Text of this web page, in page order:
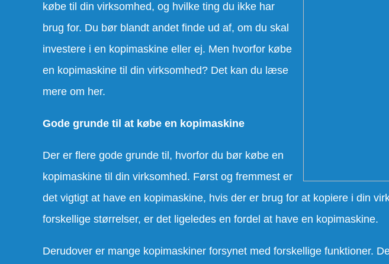
købe til din virksomhed, og hvilke ting du ikke har
brug for. Du bør blandt andet finde ud af, om du skal
investere i en kopimaskine eller ej. Men hvorfor købe
en kopimaskine til din virksomhed? Det kan du læse
mere om her.
Gode grunde til at købe en kopimaskine
Der er flere gode grunde til, hvorfor du bør købe en
kopimaskine til din virksomhed. Først og fremmest er
det vigtigt at have en kopimaskine, hvis der er brug for at kopiere i din
forskellige størrelser, er det ligeledes en fordel at have en kopimaskine.
Derudover er mange kopimaskiner forsynet med forskellige funktioner.